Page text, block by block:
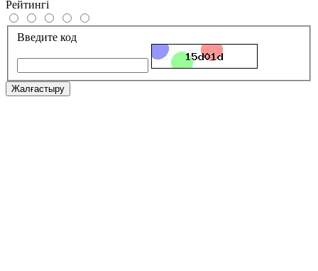
Рейтингі
Введите код
Жалғастыру